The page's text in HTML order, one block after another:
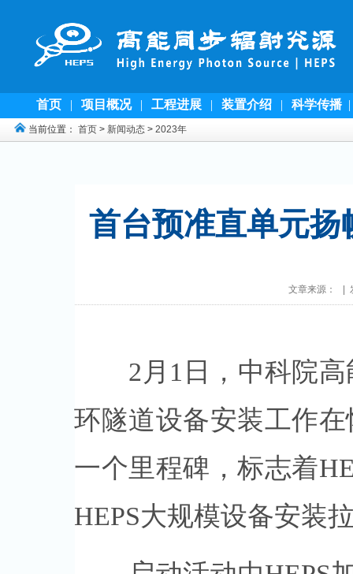
首页 | 项目概况 | 工程进展 | 装置介绍 | 科学传播
当前位置： 首页 > 新闻动态 > 2023年
首台预准直单元扬
文章来源： |
2月1日，中科院高
环隧道设备安装工作
一个里程碑，标志着
HEPS大规模设备安装